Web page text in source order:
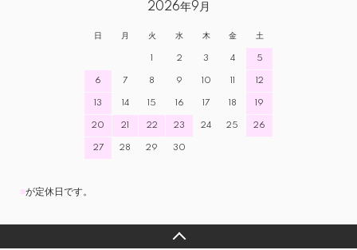
2026年9月
日 月 火 水 木 金 土
1 2 3 4 5
6 7 8 9 10 11 12
13 14 15 16 17 18 19
20 21 22 23 24 25 26
27 28 29 30
が定休日です。